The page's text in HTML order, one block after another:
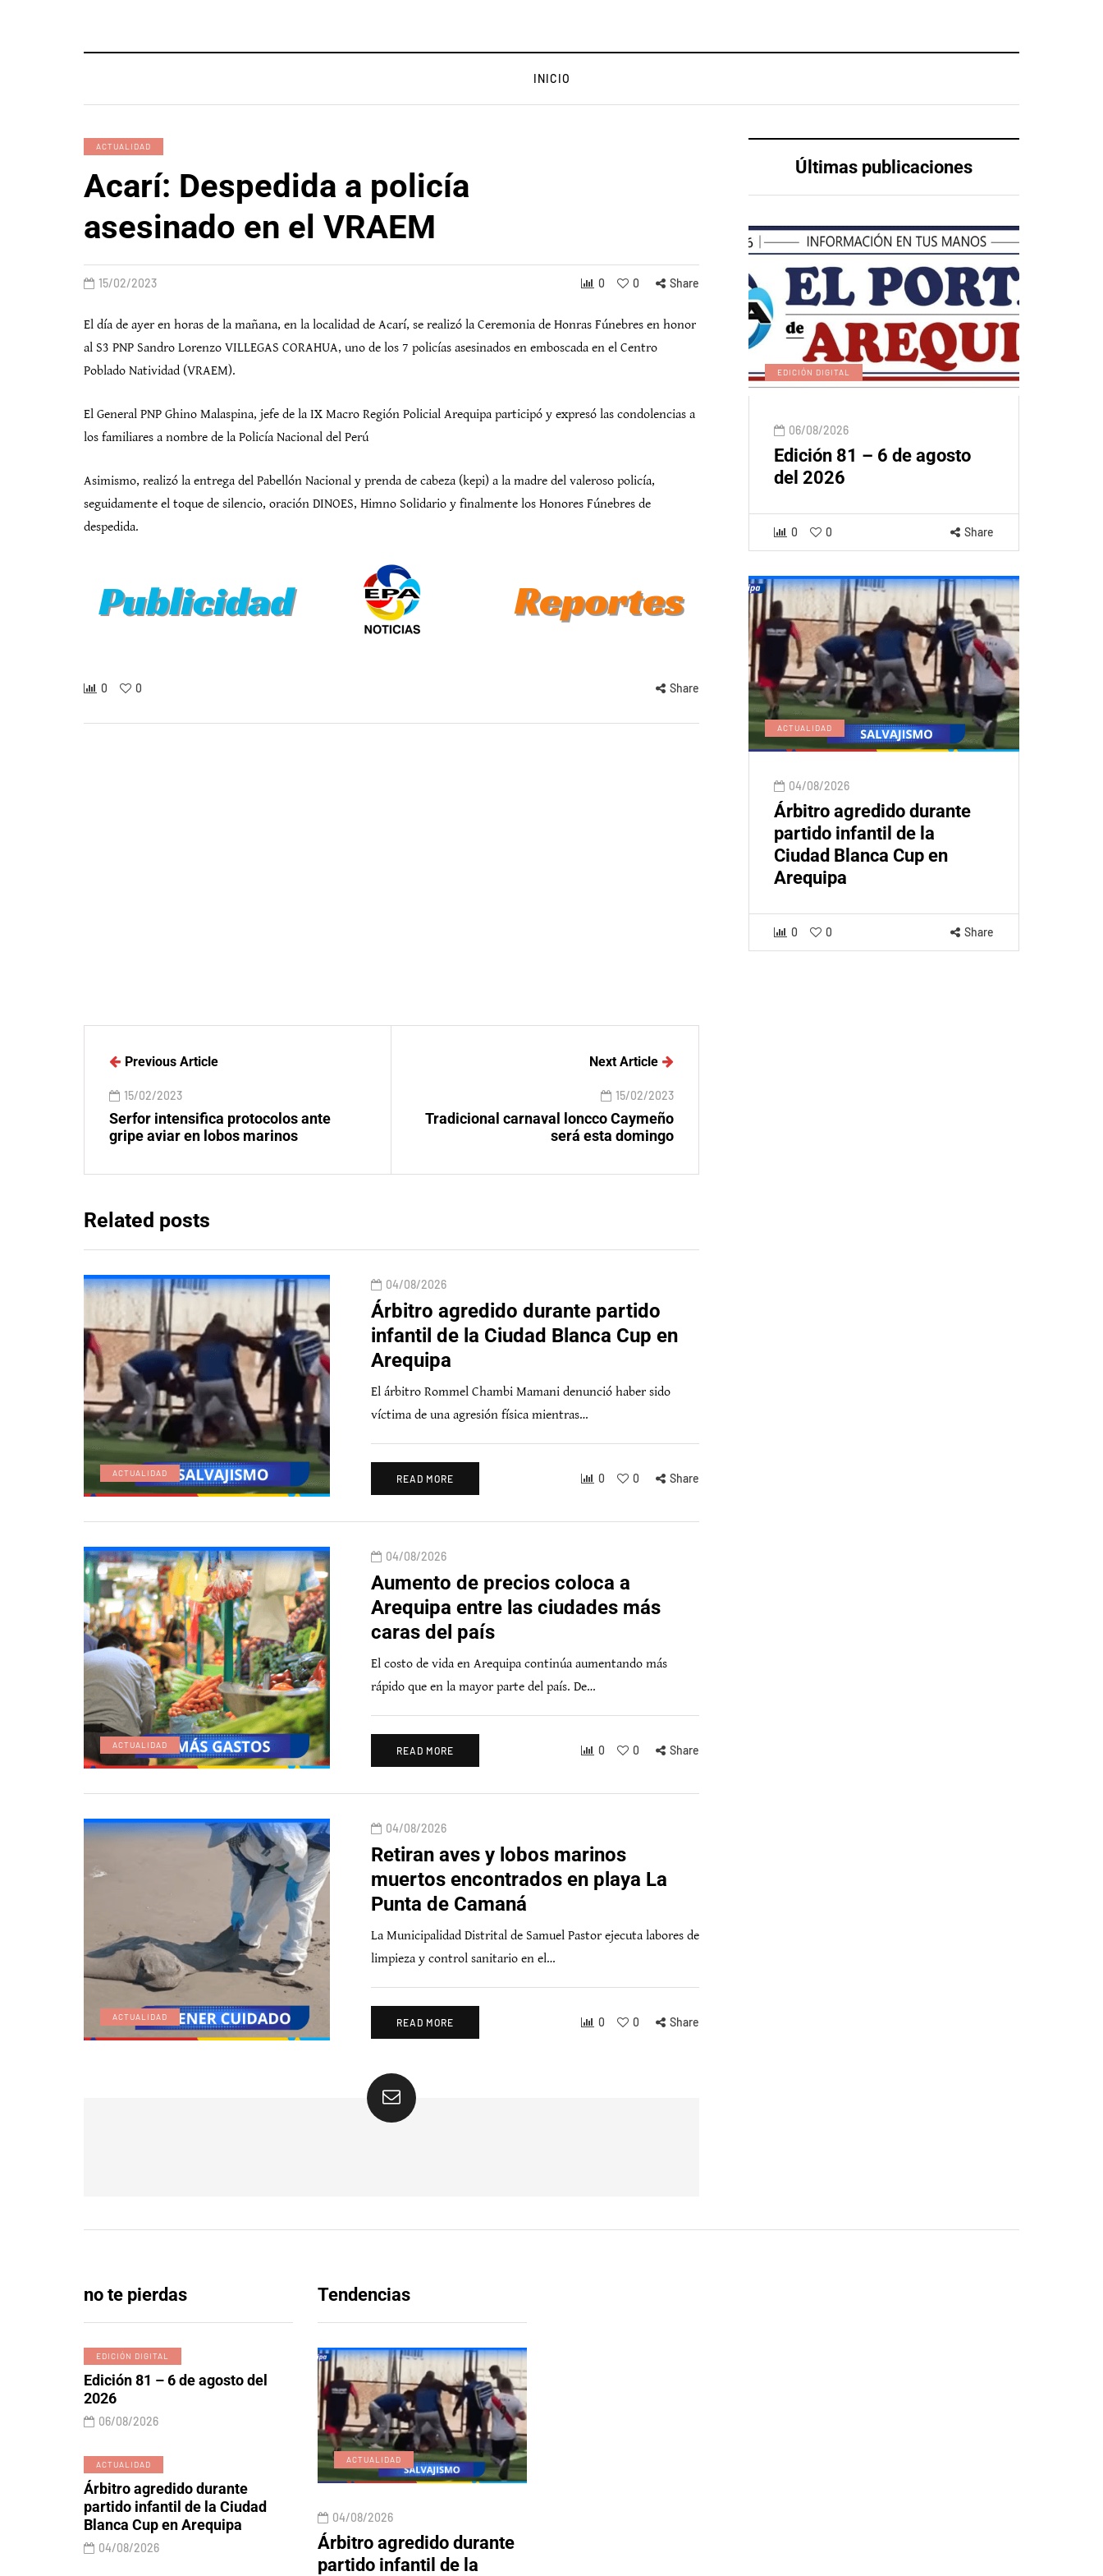
INICIO
ACTUALIDAD
Acarí: Despedida a policía
asesinado en el VRAEM
15/02/2023 0 0 Share
El día de ayer en horas de la mañana, en la localidad de Acarí, se realizó la Ceremonia de Honras Fúnebres en honor
al S3 PNP Sandro Lorenzo VILLEGAS CORAHUA, uno de los 7 policías asesinados en emboscada en el Centro
Poblado Natividad (VRAEM).
El General PNP Ghino Malaspina, jefe de la IX Macro Región Policial Arequipa participó y expresó las condolencias a
los familiares a nombre de la Policía Nacional del Perú
Asimismo, realizó la entrega del Pabellón Nacional y prenda de cabeza (kepi) a la madre del valeroso policía,
seguidamente el toque de silencio, oración DINOES, Himno Solidario y finalmente los Honores Fúnebres de
despedida.
0 0 Share
Últimas publicaciones
EDICIÓN DIGITAL
06/08/2026
Edición 81 – 6 de agosto
del 2026
0 0 Share
ACTUALIDAD
04/08/2026
Árbitro agredido durante
partido infantil de la
Ciudad Blanca Cup en
Arequipa
0 0 Share
Previous Article
15/02/2023
Serfor intensifica protocolos ante
gripe aviar en lobos marinos
Next Article
15/02/2023
Tradicional carnaval loncco Caymeño
será esta domingo
Related posts
ACTUALIDAD
04/08/2026
Árbitro agredido durante partido
infantil de la Ciudad Blanca Cup en
Arequipa
El árbitro Rommel Chambi Mamani denunció haber sido
víctima de una agresión física mientras…
READ MORE 0 0 Share
ACTUALIDAD
04/08/2026
Aumento de precios coloca a
Arequipa entre las ciudades más
caras del país
El costo de vida en Arequipa continúa aumentando más
rápido que en la mayor parte del país. De…
READ MORE 0 0 Share
ACTUALIDAD
04/08/2026
Retiran aves y lobos marinos
muertos encontrados en playa La
Punta de Camaná
La Municipalidad Distrital de Samuel Pastor ejecuta labores de
limpieza y control sanitario en el…
READ MORE 0 0 Share
no te pierdas
EDICIÓN DIGITAL
Edición 81 – 6 de agosto del
2026
06/08/2026
ACTUALIDAD
Árbitro agredido durante
partido infantil de la Ciudad
Blanca Cup en Arequipa
04/08/2026
Tendencias
EDICIÓN DIGITAL
06/08/2026
Edición 81 – 6 de agosto
ACTUALIDAD
04/08/2026
Árbitro agredido durante
partido infantil de la